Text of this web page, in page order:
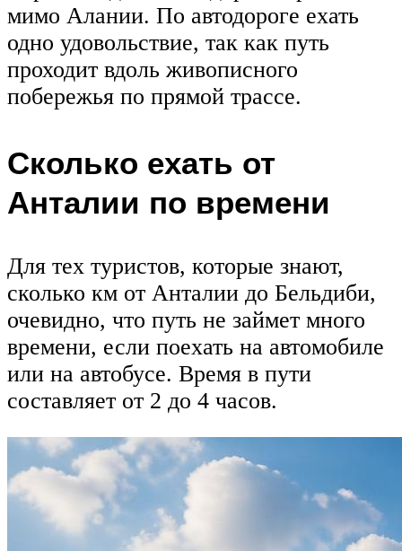
мимо Алании. По автодороге ехать
одно удовольствие, так как путь
проходит вдоль живописного
побережья по прямой трассе.
Сколько ехать от
Анталии по времени
Для тех туристов, которые знают,
сколько км от Анталии до Бельдиби,
очевидно, что путь не займет много
времени, если поехать на автомобиле
или на автобусе. Время в пути
составляет от 2 до 4 часов.